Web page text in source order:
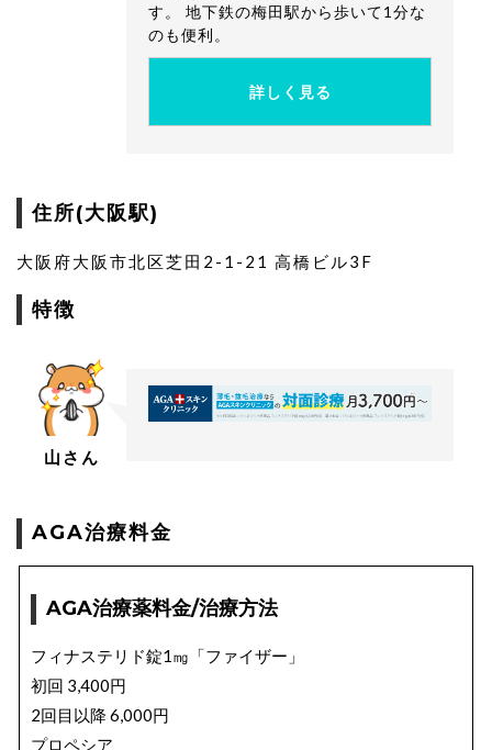
す。 地下鉄の梅田駅から歩いて1分な
のも便利。
詳しく見る
住所(大阪駅)
大阪府大阪市北区芝田2-1-21 高橋ビル3F
特徴
山さん
AGA治療料金
AGA治療薬料金/治療方法
フィナステリド錠1㎎「ファイザー」
初回 3,400円
2回目以降 6,000円
プロペシア